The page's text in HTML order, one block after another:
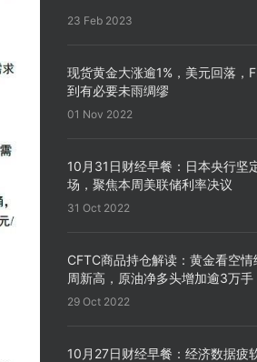
23 Feb 2023
现货黄金大涨逾1%，美元回落，
到有必要未雨绸缪
01 Nov 2022
10月31日财经早餐：日本央行坚
场，聚焦本周美联储利率决议
31 Oct 2022
CFTC商品持仓解读：黄金看空情
周新高，原油净多头增加逾3万手
29 Oct 2022
10月27日财经早餐：经济数据疲